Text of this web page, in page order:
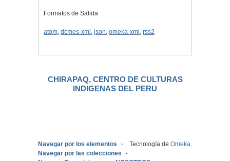
Formatos de Salida
atom, dcmes-xml , json, omeka-xml , rss2
CHIRAPAQ, CENTRO DE CULTURAS
INDIGENAS DEL PERU
Navegar por los elementos
Navegar por las colecciones
Tecnología de Omeka.